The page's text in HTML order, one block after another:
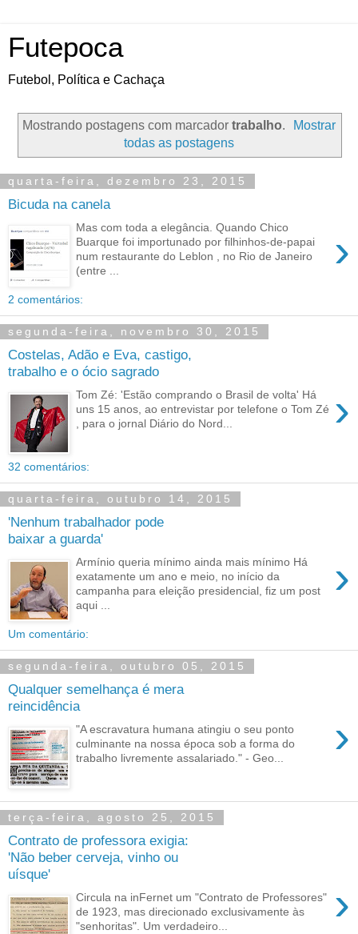
Futepoca
Futebol, Política e Cachaça
Mostrando postagens com marcador trabalho.
Mostrar
todas as postagens
quarta-feira, dezembro 23, 2015
Bicuda na canela
›
Mas com toda a elegância. Quando Chico
Buarque foi importunado por filhinhos-de-papai
num restaurante do Leblon , no Rio de Janeiro
(entre ...
2 comentários:
segunda-feira, novembro 30, 2015
Costelas, Adão e Eva, castigo,
trabalho e o ócio sagrado
›
Tom Zé: 'Estão comprando o Brasil de volta' Há
uns 15 anos, ao entrevistar por telefone o Tom Zé
, para o jornal Diário do Nord...
32 comentários:
quarta-feira, outubro 14, 2015
'Nenhum trabalhador pode
baixar a guarda'
›
Armínio queria mínimo ainda mais mínimo Há
exatamente um ano e meio, no início da
campanha para eleição presidencial, fiz um post
aqui ...
Um comentário:
segunda-feira, outubro 05, 2015
Qualquer semelhança é mera
reincidência
›
"A escravatura humana atingiu o seu ponto
culminante na nossa época sob a forma do
trabalho livremente assalariado." - Geo...
terça-feira, agosto 25, 2015
Contrato de professora exigia:
'Não beber cerveja, vinho ou
uísque'
›
Circula na inFernet um "Contrato de Professores"
de 1923, mas direcionado exclusivamente às
"senhoritas". Um verdadeiro...